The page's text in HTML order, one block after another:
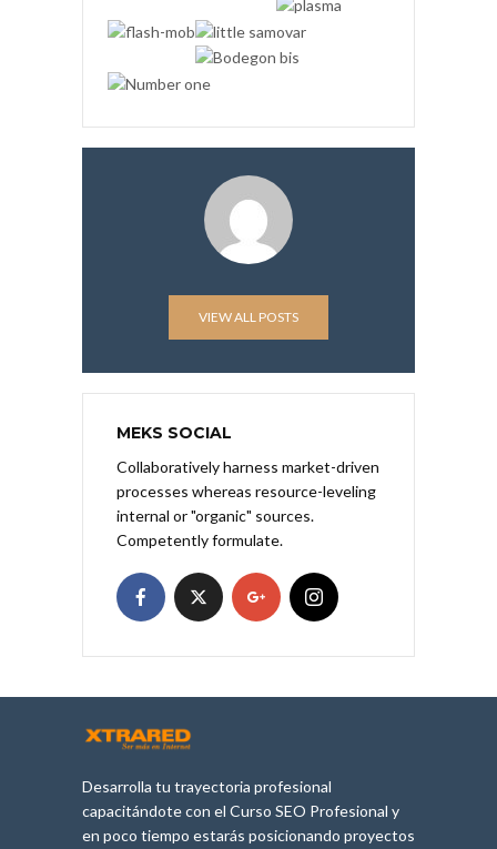
VIEW ALL POSTS
MEKS SOCIAL
Collaboratively harness market-driven
processes whereas resource-leveling
internal or "organic" sources.
Competently formulate.
Desarrolla tu trayectoria profesional
capacitándote con el Curso SEO Profesional y
en poco tiempo estarás posicionando proyectos